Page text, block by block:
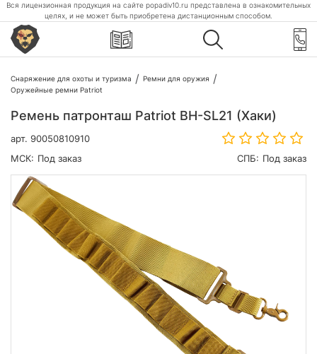
Вся лицензионная продукция на сайте popadiv10.ru представлена в ознакомительных
целях, и не может быть приобретена дистанционным способом.
Снаряжение для охоты и туризма
Ремни для оружия
Оружейные ремни Patriot
Ремень патронташ Patriot BH-SL21 (Хаки)
арт. 90050810910
МСК: Под заказ СПБ: Под заказ